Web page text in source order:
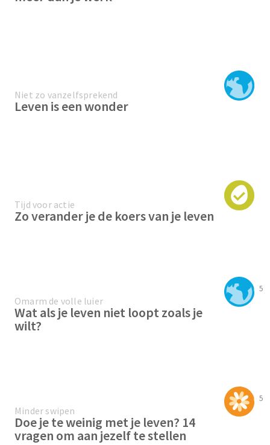
Niet zo vanzelfsprekend
Leven is een wonder
Tijd voor actie
Zo verander je de koers van je leven
5
Omarm de volle luier
Wat als je leven niet loopt zoals je
wilt?
5
Minder swipen
Doe je te weinig met je leven? 14
vragen om aan jezelf te stellen